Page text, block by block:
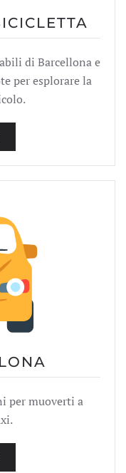
di Barcellona e
per esplorare la
per muoverti a